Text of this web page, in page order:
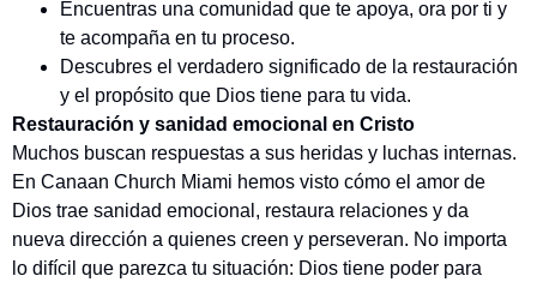
Encuentras una comunidad que te apoya, ora por ti y
te acompaña en tu proceso.
Descubres el verdadero significado de la restauración
y el propósito que Dios tiene para tu vida.
Restauración y sanidad emocional en Cristo
Muchos buscan respuestas a sus heridas y luchas internas.
En Canaan Church Miami hemos visto cómo el amor de
Dios trae sanidad emocional, restaura relaciones y da
nueva dirección a quienes creen y perseveran. No importa
lo difícil que parezca tu situación: Dios tiene poder para